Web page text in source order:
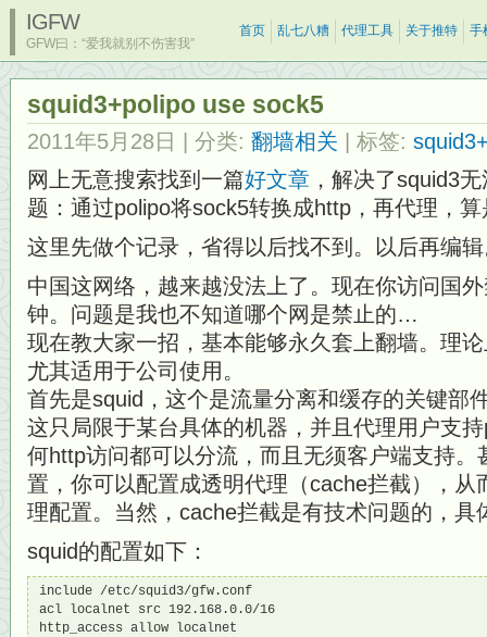
IGFW
GFW曰：“爱我就别不伤害我”
首页 乱七八糟 代理工具 关于推特 手
squid3+polipo use sock5
2011年5月28日 | 分类: 翻墙相关 | 标签:
网上无意搜索找到一篇好文章 ，解决了squid3
题：通过polipo将sock5转换成http，再代理，
这里先做个记录，省得以后找不到。以后再编
中国这网络，越来越没法上了。现在你访问国
钟。问题是我也不知道哪个网是禁止的…
现在教大家一招，基本能够永久套上翻墙。理
尤其适用于公司使用。
首先是squid，这个是流量分离和缓存的关键部
这只局限于某台具体的机器，并且代理用户支
何http访问都可以分流，而且无须客户端支持。
置，你可以配置成透明代理（cache拦截），从
理配置。当然，cache拦截是有技术问题的，具
squid的配置如下：
include /etc/squid3/gfw.conf
acl localnet src 192.168.0.0/16
http_access allow localnet